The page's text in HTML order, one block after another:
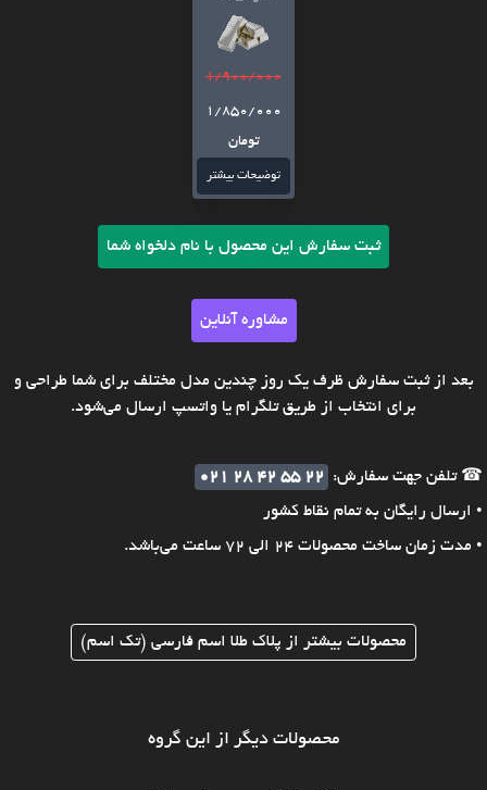
1/900/000
1/850/000
تومان
توضیحات بیشتر
ثبت سفارش این محصول با نام دلخواه شما
مشاوره آنلاین
بعد از ثبت سفارش ظرف یک روز چندین مدل مختلف برای شما طراحی و
برای انتخاب از طریق تلگرام یا واتسپ ارسال می‌شود.
☎ تلفن جهت سفارش:
021 28 42 55 22
• ارسال رایگان به تمام نقاط کشور
• مدت زمان ساخت محصولات 24 الی 72 ساعت می‌باشد.
محصولات بیشتر از پلاک طلا اسم فارسی (تک اسم)
محصولات دیگر از این گروه